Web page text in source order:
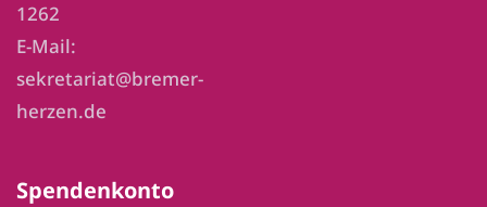
1262
E-Mail:
sekretariat@bremer-
herzen.de
Spendenkonto